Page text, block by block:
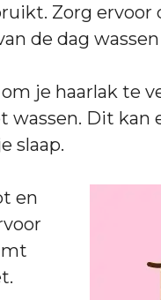
Zorg
de dag
je haarlak te
wassen. Dit kan
slaap.
en